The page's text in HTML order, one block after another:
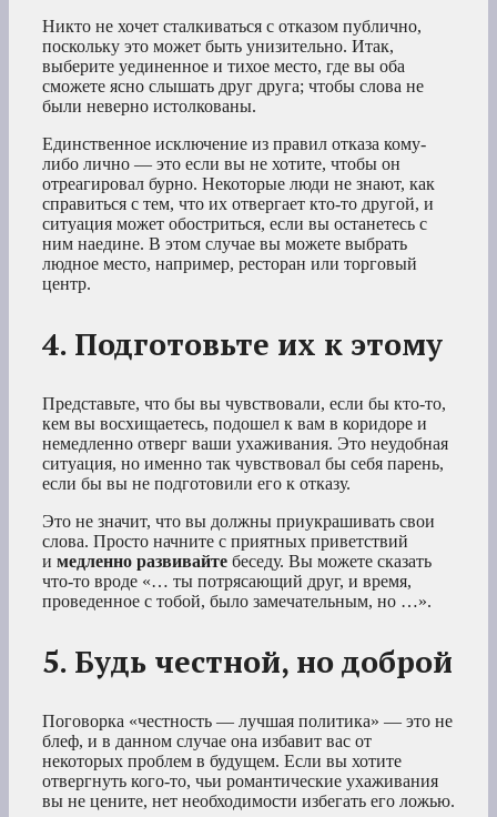
Никто не хочет сталкиваться с отказом публично,
поскольку это может быть унизительно. Итак,
выберите уединенное и тихое место, где вы оба
сможете ясно слышать друг друга; чтобы слова не
были неверно истолкованы.
Единственное исключение из правил отказа кому-
либо лично — это если вы не хотите, чтобы он
отреагировал бурно. Некоторые люди не знают, как
справиться с тем, что их отвергает кто-то другой, и
ситуация может обостриться, если вы останетесь с
ним наедине. В этом случае вы можете выбрать
людное место, например, ресторан или торговый
центр.
4. Подготовьте их к этому
Представьте, что бы вы чувствовали, если бы кто-то,
кем вы восхищаетесь, подошел к вам в коридоре и
немедленно отверг ваши ухаживания. Это неудобная
ситуация, но именно так чувствовал бы себя парень,
если бы вы не подготовили его к отказу.
Это не значит, что вы должны приукрашивать свои
слова. Просто начните с приятных приветствий
и медленно развивайте беседу. Вы можете сказать
что-то вроде «… ты потрясающий друг, и время,
проведенное с тобой, было замечательным, но …».
5. Будь честной, но доброй
Поговорка «честность — лучшая политика» — это не
блеф, и в данном случае она избавит вас от
некоторых проблем в будущем. Если вы хотите
отвергнуть кого-то, чьи романтические ухаживания
вы не цените, нет необходимости избегать его ложью.